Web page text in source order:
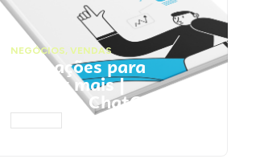
NEGÓCIOS, VENDAS
Faça ações para
vender mais |
Prompts ChatGPT